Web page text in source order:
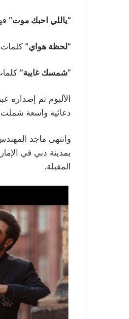
“ياللي احبك موت”
“لحظة هواي”
“شمسك غايبة”
الألبوم تم إصداره
دعائية واسعة
وانتهى ماجد
بمدينة دبي في
المقبلة.